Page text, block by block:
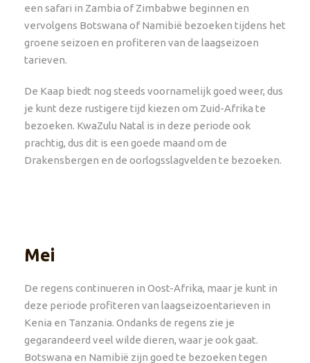
een safari in Zambia of Zimbabwe beginnen en
vervolgens Botswana of Namibië bezoeken tijdens het
groene seizoen en profiteren van de laagseizoen
tarieven.
De Kaap biedt nog steeds voornamelijk goed weer, dus
je kunt deze rustigere tijd kiezen om Zuid-Afrika te
bezoeken. KwaZulu Natal is in deze periode ook
prachtig, dus dit is een goede maand om de
Drakensbergen en de oorlogsslagvelden te bezoeken.
Mei
De regens continueren in Oost-Afrika, maar je kunt in
deze periode profiteren van laagseizoentarieven in
Kenia en Tanzania. Ondanks de regens zie je
gegarandeerd veel wilde dieren, waar je ook gaat.
Botswana en Namibië zijn goed te bezoeken tegen